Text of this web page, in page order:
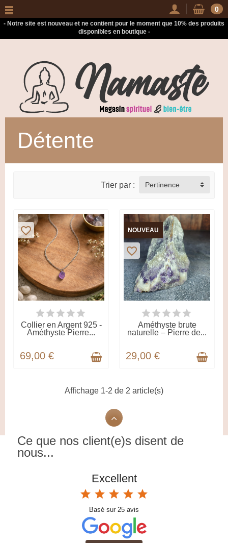
- Notre site est nouveau et ne contient pour le moment que 10% des produits
disponibles en boutique -
0
Détente
Trier par : Pertinence
DERNIERS ARTICLES EN
STOCK
favorite_border
Collier en Argent 925 -
Améthyste Pierre...
69,00 €
NOUVEAU
DERNIERS ARTICLES EN
STOCK
favorite_border
Améthyste brute
naturelle – Pierre de...
29,00 €
Affichage 1-2 de 2 article(s)
Ce que nos client(e)s disent de
nous...
Excellent
star star star star star
Basé sur 25 avis